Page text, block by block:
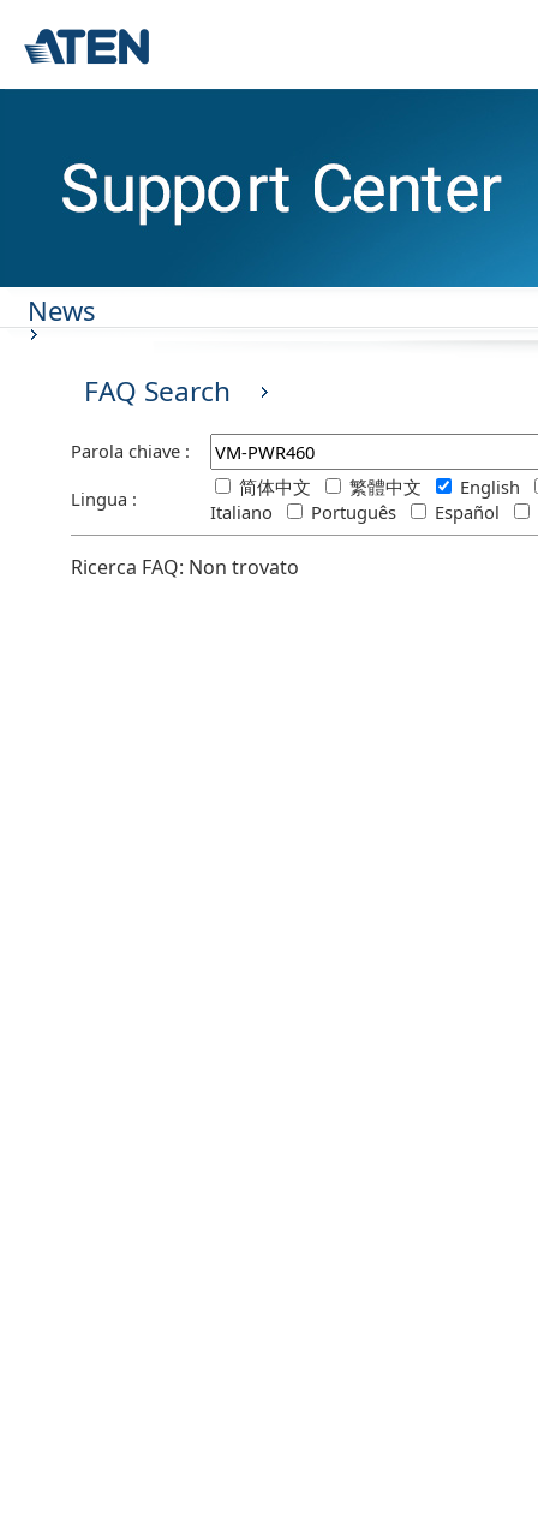
News
FAQ Search
Parola chiave :
Lingua :
简体中文 繁體中文
English
Italiano
Português Español